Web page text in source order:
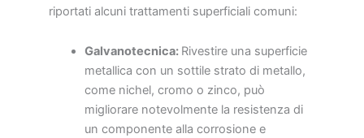
riportati alcuni trattamenti superficiali comuni:
Galvanotecnica: Rivestire una superficie
metallica con un sottile strato di metallo,
come nichel, cromo o zinco, può
migliorare notevolmente la resistenza di
un componente alla corrosione e